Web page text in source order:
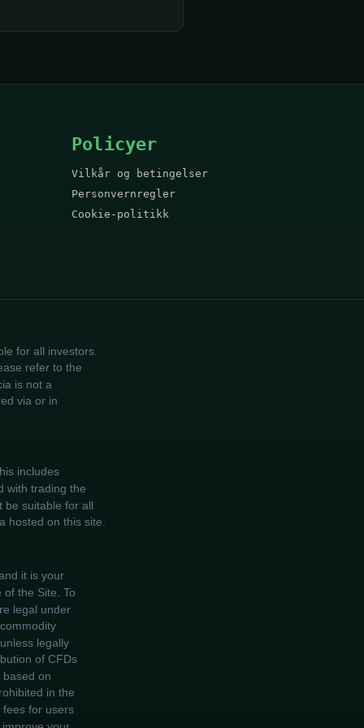
Policyer
Vilkår og betingelser
Personvernregler
Cookie-politikk